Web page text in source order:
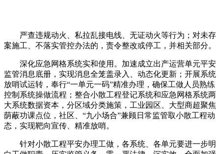
严查违规动火、私拉乱接电线、无证动火等行为；对未存
案施工、不落实管控办法的，责令整改或停工，并相关部分。
深化应急网格系统实和使用。加速成立出产运营单元平安
监管消息底册，实现消息全笼盖录入、动态化更新；开展系统
放哨试运转，奉行“一单元一码”精准办理，确保工做人员熟练
控制系统操做流程；整合小散工程登记系统和应急网格系统两
大系统数据资本，分区域分类施策，工业园区、大型商超聚焦
荫蔽功课点位，社区、“九小场合”兼顾日常监管取小散工程动
态，实现靶向宣传、精准放哨。
针对小散工程平安办理工做，各系统、各单元要进一步明